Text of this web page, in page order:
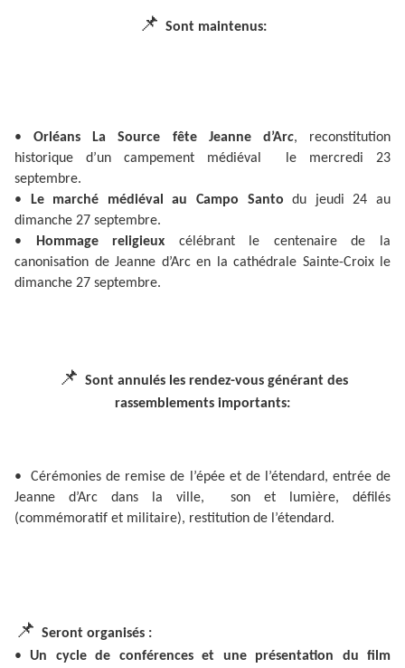
📌 Sont maintenus:
•Orléans La Source fête Jeanne d’Arc, reconstitution
historique d’un campement médiéval le mercredi 23
septembre.
•
Le marché médiéval au Campo Santo du jeudi 24 au
dimanche 27 septembre.
•
Hommage religieux célébrant le centenaire de la
canonisation de Jeanne d’Arc en la cathédrale Sainte-Croix le
dimanche 27 septembre.
📌 Sont annulés les rendez-vous générant des
rassemblements importants:
• Cérémonies de remise de l’épée et de l’étendard, entrée de
Jeanne d’Arc dans la ville, son et lumière, défilés
(commémoratif et militaire), restitution de l’étendard.
📌 Seront organisés :
•Un cycle de conférences et une présentation du film